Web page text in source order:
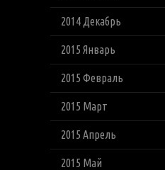
2014 Декабрь
2015 Январь
2015 Февраль
2015 Март
2015 Апрель
2015 Май